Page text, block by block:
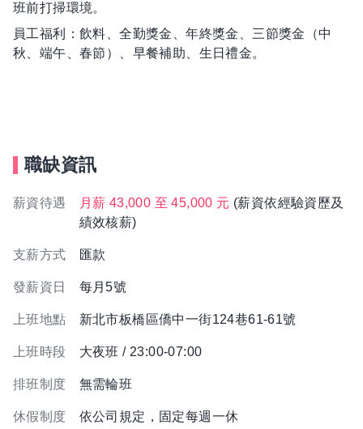
班前打掃環境。
員工福利：飲料、全勤獎金、年終獎金、三節獎金（中
秋、端午、春節）、早餐補助、生日禮金。
職缺資訊
薪資待遇 月薪 43,000 至 45,000 元 (薪資依經驗資歷及
績效核薪)
支薪方式 匯款
發薪資日 每月5號
上班地點 新北市板橋區僑中一街124巷61-61號
上班時段 大夜班 / 23:00-07:00
排班制度 無需輪班
休假制度 依公司規定，固定每週一休